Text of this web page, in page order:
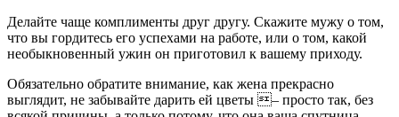
Делайте чаще комплименты друг другу. Скажите мужу о том,
что вы гордитесь его успехами на работе, или о том, какой
необыкновенный ужин он приготовил к вашему приходу.
Обязательно обратите внимание, как жена прекрасно
выглядит, не забывайте дарить ей цветы – просто так, без